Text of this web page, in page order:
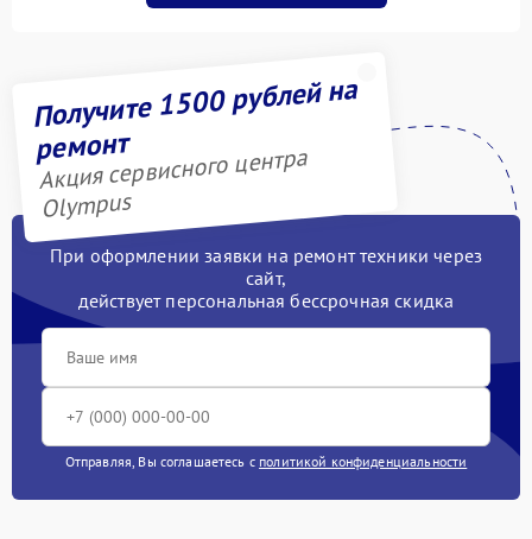
Получите 1500 рублей на
ремонт
Акция сервисного центра
Olympus
При оформлении заявки на ремонт техники через
сайт,
действует персональная бессрочная скидка
Отправляя, Вы соглашаетесь с политикой конфиденциальности